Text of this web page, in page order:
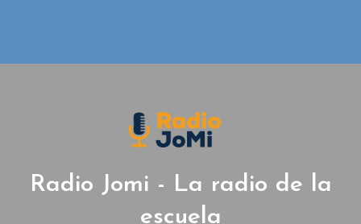
Radio Jomi - La radio de la
escuela